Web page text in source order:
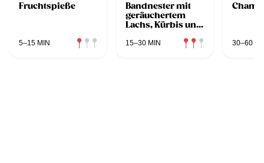
Fruchtspieße
5–15 MIN
Bandnester mit
geräuchertem
Lachs, Kürbis und
15–30 MIN 30–60